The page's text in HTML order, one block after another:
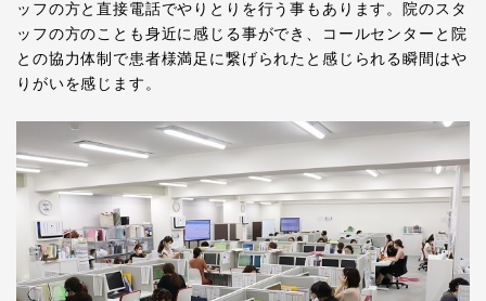
ッフの方と直接電話でやりとりを行う事もあります。院のスタ
ッフの方のことも身近に感じる事ができ、コールセンターと院
との協力体制で患者様満足に繋げられたと感じられる瞬間はや
りがいを感じます。